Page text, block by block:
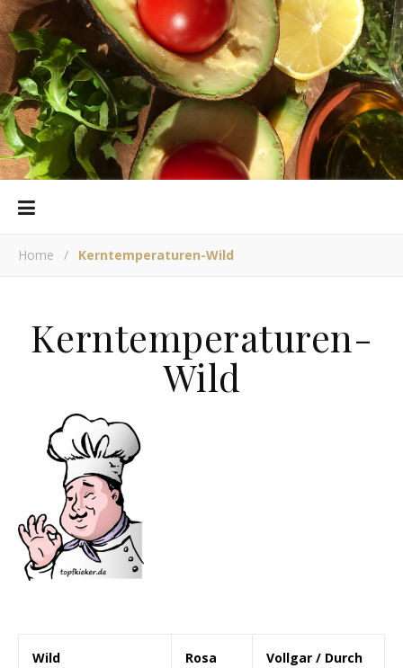
Home / Kerntemperaturen-Wild
Kerntemperaturen-
Wild
Wild Rosa Vollgar / Durch